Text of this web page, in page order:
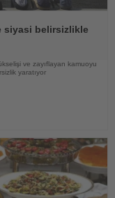
siyasi belirsizlikle
ve zayıflayan kamuoyu
yaratıyor